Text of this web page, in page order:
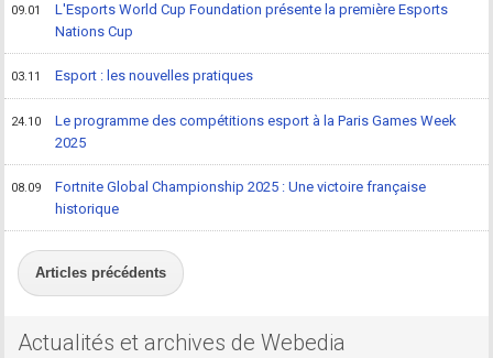
09.01
L'Esports World Cup Foundation présente la première Esports
Nations Cup
03.11 Esport : les nouvelles pratiques
24.10
Le programme des compétitions esport à la Paris Games Week
2025
08.09
Fortnite Global Championship 2025 : Une victoire française
historique
Articles précédents
Actualités et archives de Webedia